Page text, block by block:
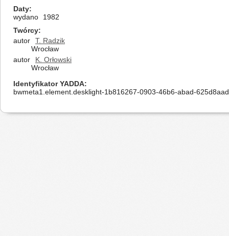
Daty
wydano
1982
Twórcy
autor
T. Radzik
Wrocław
autor
K. Orłowski
Wrocław
Identyfikator YADDA
bwmeta1.element.desklight-1b816267-0903-46b6-abad-